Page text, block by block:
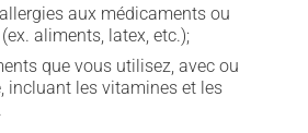
aux médicaments ou
aliments, latex, etc.);
que vous utilisez, avec ou
incluant les vitamines et les